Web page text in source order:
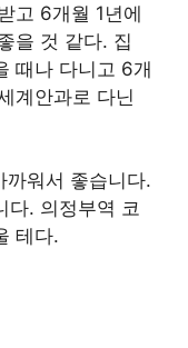
고 6개월 1년에
을 것 같다. 집
때나 다니고 6개
계안과로 다닌
까워서 좋습니다.
다. 의정부역 코
테다.